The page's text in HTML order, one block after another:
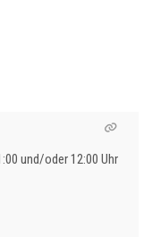
und/oder 12:00 Uhr